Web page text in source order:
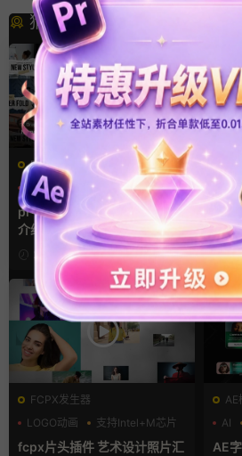
猜你喜欢
PR基本图形mogrt
PR基本图形
PR字幕模板
人物介绍
pr字幕模板 9组胶带贴纸人物
介绍角标动画PR模版
2天前
产
产
AE
示
4
FCPX发生器
LOGO动画
支持Intel+M芯片
汇聚
fcpx片头插件 艺术设计照片汇
AE
AI
AE